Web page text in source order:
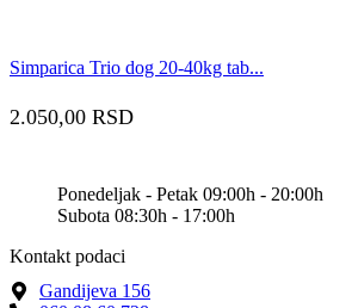
Simparica Trio dog 20-40kg tab...
2.050,00 RSD
Ponedeljak - Petak 09:00h - 20:00h
Subota 08:30h - 17:00h
Kontakt podaci
Gandijeva 156